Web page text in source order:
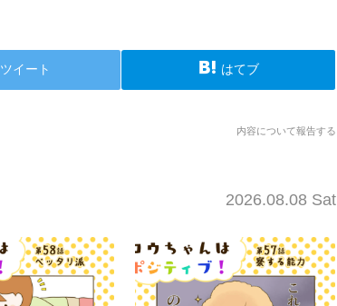
ツイート はてブ
内容について報告する
2026.08.08 Sat